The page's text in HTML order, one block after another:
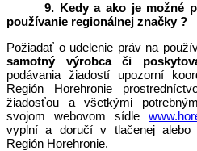
9. Kedy a ako je možné
používanie regionálnej značky ?
Požiadať o udelenie práv na
samotný výrobca či
podávania žiadostí upozorní
Región Horehronie
žiadosťou a všetkými
svojom webovom sídle
vyplní a doručí v tlačenej alebo
Región Horehronie.